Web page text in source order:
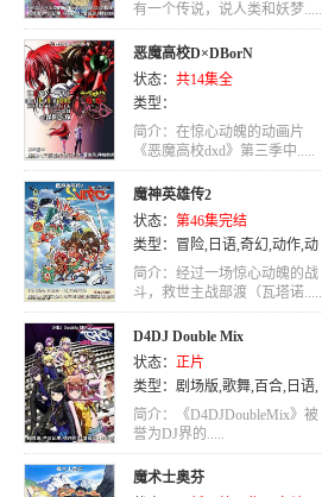
有一个传说，说人类和妖梦.....
恶魔高校D×DBorN
状态： 共14集全
类型：
简介：在惊心动魄的动画片
《恶魔高校dxd》第三季中.....
魔神英雄传2
状态： 第46集完结
类型： 冒险, 日语,奇幻,动作,动
画,喜剧
简介：经过一场惊心动魄的战
斗，救世主战部渡（瓦塔诺.....
D4DJ Double Mix
状态： 正片
类型： 剧场版,歌舞, 百合, 日语,
动画
简介：《D4DJDoubleMix》被
誉为DJ界的.....
魔术士奥芬